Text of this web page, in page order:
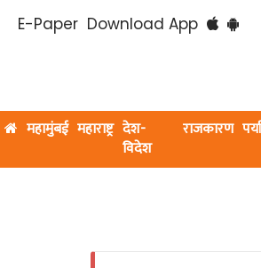
E-Paper Download App
महामुंबई महाराष्ट्र देश-
विदेश
राजकारण